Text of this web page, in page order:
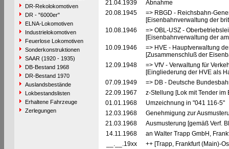
DR-Rekolokomotiven
DR - "6000er"
ELNA-Lokomotiven
Industrielokomotiven
Feuerlose Lokomotiven
Sonderkonstruktionen
SAAR (1920 - 1935)
DB-Bestand 1968
DR-Bestand 1970
Auslandsbestände
Lokbestandslisten
Erhaltene Fahrzeuge
Zerlegungen
21.04.1939
Abnahme
20.08.1945
=> RBGD - Reichsbahn-
[Eisenbahnverwaltung der
10.08.1946
=> OBL-USZ -
[Eisenbahnverwaltung der
10.09.1946
=> HVE - Hauptverwaltung
[Zusammenschluß der
12.09.1948
=> VfV - Verwaltung für
[Eingliederung der HVE als
07.09.1949
=> DB - Deutsche
22.09.1967
z-Stellung [Lok mit Tender im
01.01.1968
Umzeichnung in "041 116-5"
12.03.1968
Genehmigung zur
21.03.1968
Ausmusterung [gemäß Verf.
14.11.1968
an Walter Trapp GmbH,
__.__.19xx
++ [Trapp, Frankfurt (Main)-